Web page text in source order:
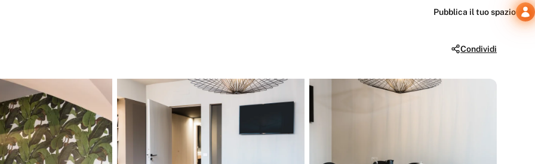
Pubblica il tuo spazio
Condividi